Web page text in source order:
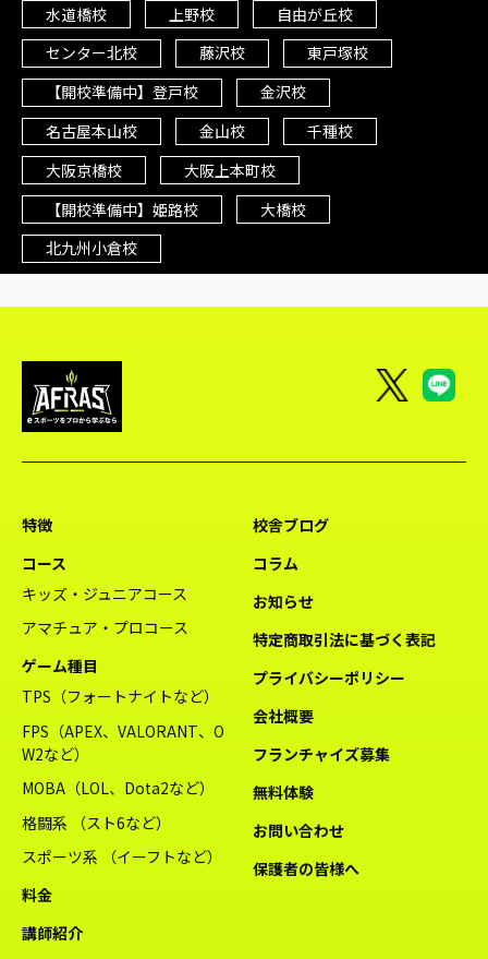
水道橋校
上野校
自由が丘校
センター北校
藤沢校
東戸塚校
【開校準備中】登戸校
金沢校
名古屋本山校
金山校
千種校
大阪京橋校
大阪上本町校
【開校準備中】姫路校
大橋校
北九州小倉校
特徴
コース
キッズ・ジュニアコース
アマチュア・プロコース
ゲーム種目
TPS（フォートナイトなど）
FPS（APEX、VALORANT、O
W2など）
MOBA（LOL、Dota2など）
格闘系 （スト6など）
スポーツ系 （イーフトなど）
料金
講師紹介
校舎ブログ
コラム
お知らせ
特定商取引法に基づく表記
プライバシーポリシー
会社概要
フランチャイズ募集
無料体験
お問い合わせ
保護者の皆様へ